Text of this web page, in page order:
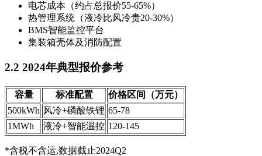
电芯成本（约占总报价55-65%）
热管理系统（液冷比风冷贵20-30%）
BMS智能监控平台
集装箱壳体及消防配置
2.2 2024年典型报价参考
容量 标准配置
价格区间（万元）
500kWh 风冷+磷酸铁锂 65-78
1MWh
液冷+智能温控 120-145
*含税不含运,数据截止2024Q2